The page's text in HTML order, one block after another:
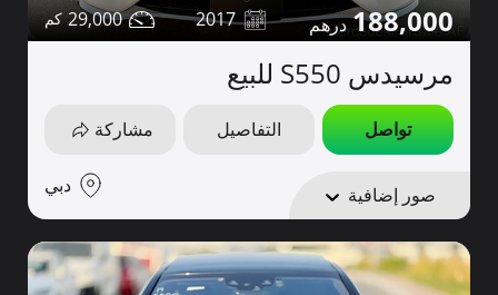
188,000
2017
29,000
مرسيدس S550 للبيع
تواصل التفاصيل مشاركة
صور إضافية دبي